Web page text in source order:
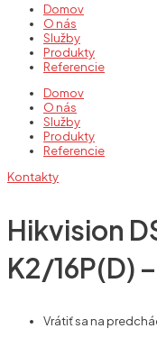
Domov
O nás
Služby
Produkty
Referencie
Domov
O nás
Služby
Produkty
Referencie
Kontakty
Hikvision
K2/16P(D)
Vrátiť sa na